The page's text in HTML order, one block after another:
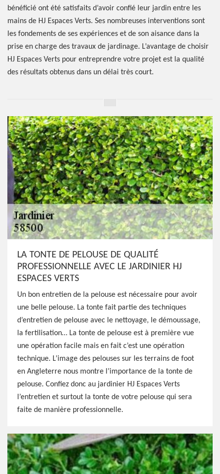
bénéficié ont été satisfaits d’avoir confié leur jardin entre les
mains de HJ Espaces Verts. Ses nombreuses interventions sont
les fondements de ses expériences et de son aisance dans la
prise en charge des travaux de jardinage. L’avantage de choisir
HJ Espaces Verts pour entreprendre votre projet est la qualité
des résultats obtenus dans un délai très court.
LA TONTE DE PELOUSE DE QUALITÉ
PROFESSIONNELLE AVEC LE JARDINIER HJ
ESPACES VERTS
Un bon entretien de la pelouse est nécessaire pour avoir
une belle pelouse. La tonte fait partie des techniques
d’entretien de pelouse avec le nettoyage, le démoussage,
la fertilisation… La tonte de pelouse est à première vue
une opération facile mais en fait c’est une opération
technique. L’image des pelouses sur les terrains de foot
en Angleterre nous montre l’importance de la tonte de
pelouse. Confiez donc au jardinier HJ Espaces Verts
l’entretien et surtout la tonte de votre pelouse qui sera
faite de manière professionnelle.